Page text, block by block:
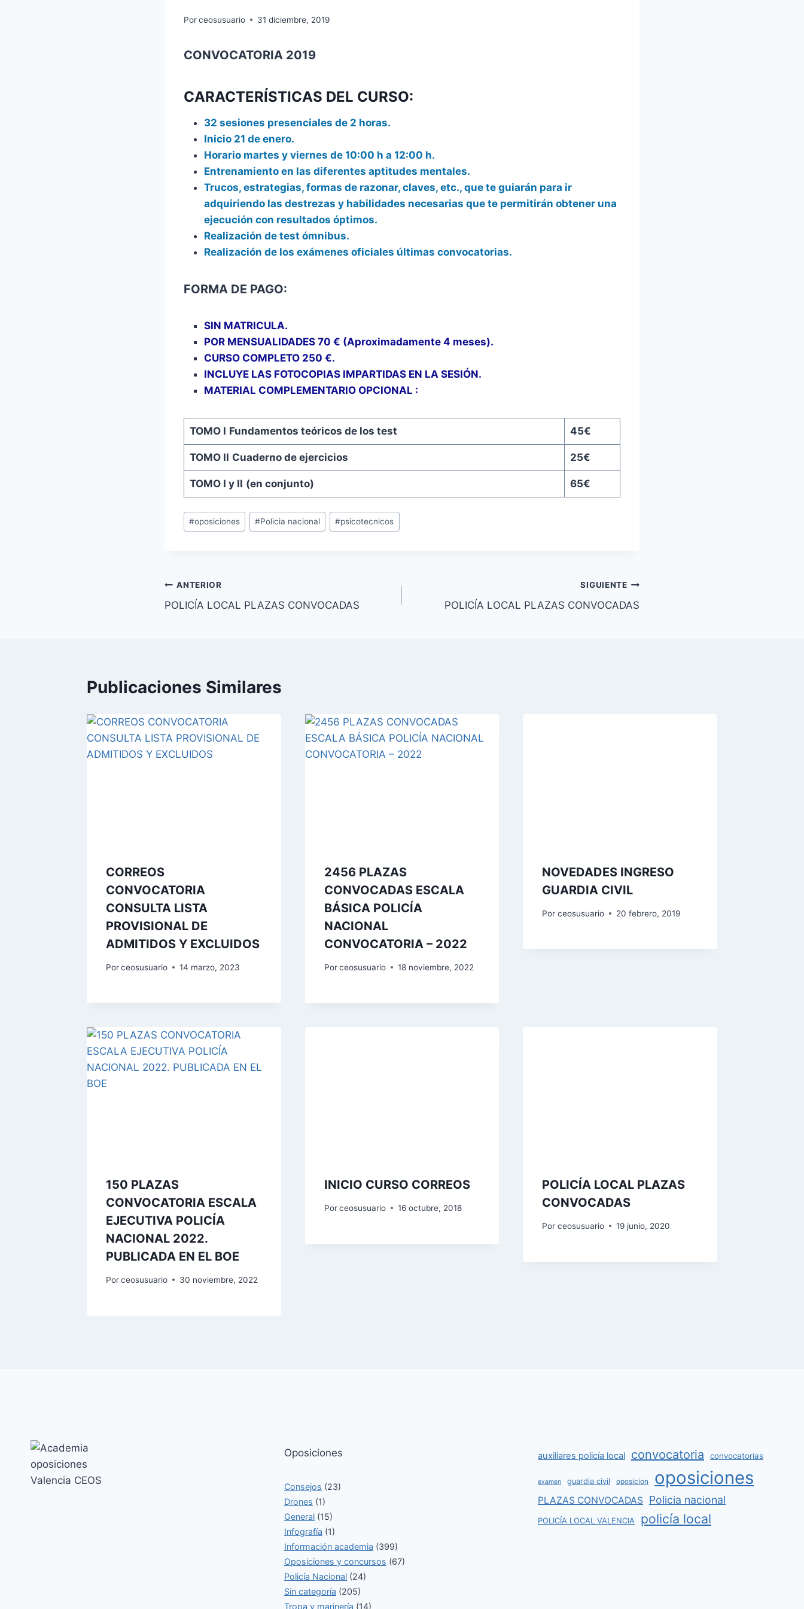
Porceosusuario 31 diciembre, 2019
CONVOCATORIA 2019
CARACTERÍSTICAS DEL CURSO:
32 sesiones presenciales de 2 horas.
Inicio 21 de enero.
Horario martes y viernes de 10:00 h a 12:00 h.
Entrenamiento en las diferentes aptitudes mentales.
Trucos, estrategias, formas de razonar, claves, etc., que te guiarán para ir
adquiriendo las destrezas y habilidades necesarias que te permitirán obtener una
ejecución con resultados óptimos.
Realización de test ómnibus.
Realización de los exámenes oficiales últimas convocatorias.
FORMA DE PAGO:
SIN MATRICULA.
POR MENSUALIDADES 70 € (Aproximadamente 4 meses).
CURSO COMPLETO 250 €.
INCLUYE LAS FOTOCOPIAS IMPARTIDAS EN LA SESIÓN.
MATERIAL COMPLEMENTARIO OPCIONAL :
TOMO I Fundamentos teóricos de los test 45€
TOMO II Cuaderno de ejercicios 25€
TOMO I y II (en conjunto) 65€
Etiquetas
de
#oposiciones #Policia nacional #psicotecnicos
Navegación
de
ANTERIOR
POLICÍA LOCAL PLAZAS CONVOCADAS
SIGUIENTE
POLICÍA LOCAL PLAZAS CONVOCADAS
Publicaciones Similares
CORREOS
CONVOCATORIA
CONSULTA LISTA
PROVISIONAL DE
ADMITIDOS Y EXCLUIDOS
Porceosusuario 14 marzo, 2023
2456 PLAZAS
CONVOCADAS ESCALA
BÁSICA POLICÍA
NACIONAL
CONVOCATORIA – 2022
Por ceosusuario 18 noviembre, 2022
NOVEDADES INGRESO
GUARDIA CIVIL
Por ceosusuario 20 febrero, 2019
150 PLAZAS
CONVOCATORIA ESCALA
EJECUTIVA POLICÍA
NACIONAL 2022.
PUBLICADA EN EL BOE
Porceosusuario 30 noviembre, 2022
INICIO CURSO CORREOS
Por ceosusuario 16 octubre, 2018
POLICÍA LOCAL PLAZAS
CONVOCADAS
Por ceosusuario 19 junio, 2020
Oposiciones
Consejos (23)
Drones (1)
General (15)
Infografía (1)
Información academia (399)
Oposiciones y concursos (67)
Policía Nacional (24)
Sin categoría (205)
Tropa y marinería (14)
auxiliares policía local convocatoria convocatorias
examen guardia civil oposicion oposiciones
PLAZAS CONVOCADAS Policia nacional
POLICÍA LOCAL VALENCIA policía local